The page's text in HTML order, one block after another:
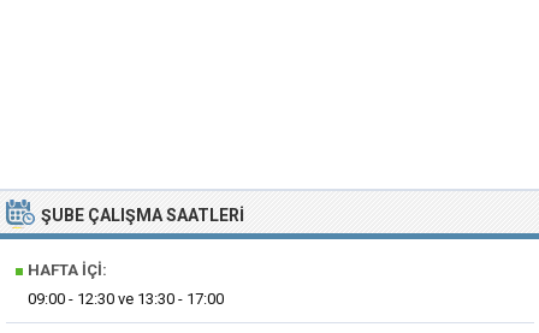
ŞUBE ÇALIŞMA SAATLERI
■ HAFTA İÇI:
09:00 - 12:30 ve 13:30 - 17:00